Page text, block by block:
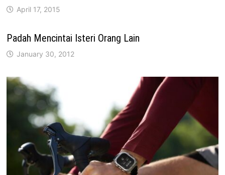
April 17, 2015
Padah Mencintai Isteri Orang Lain
January 30, 2012